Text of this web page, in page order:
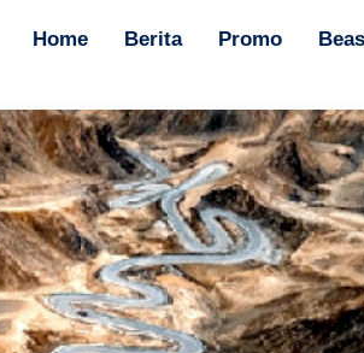
Home Berita Promo